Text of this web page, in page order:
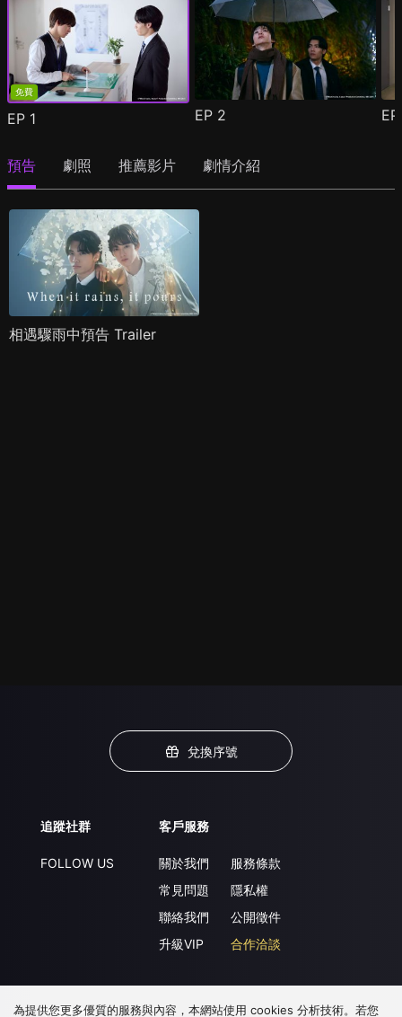
免費
EP 1 EP 2
預告 劇照 推薦影片 劇情介紹
相遇驟雨中預告 Trailer
兌換序號
追蹤社群
FOLLOW US
客戶服務
關於我們
常見問題
聯絡我們
升級VIP
服務條款
隱私權
公開徵件
合作洽談
下載 APP
為提供您更多優質的服務與內容，本網站使用 cookies 分析技術。若您